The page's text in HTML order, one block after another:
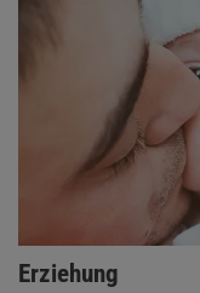
Erziehung